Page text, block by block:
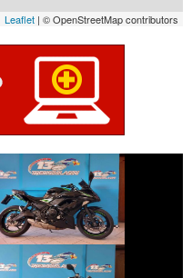
Leaflet | © OpenStreetMap contributors
KAWASAKI
NINJA-650
€ 5.790 €
€ 3.490 €